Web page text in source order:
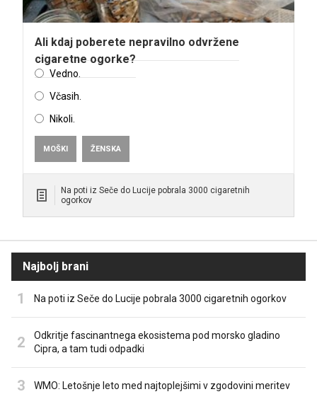
Ali kdaj poberete nepravilno odvržene
cigaretne ogorke?
Vedno.
Včasih.
Nikoli.
MOŠKI ŽENSKA
Na poti iz Seče do Lucije pobrala 3000 cigaretnih
ogorkov
Najbolj brani
Na poti iz Seče do Lucije pobrala 3000 cigaretnih ogorkov
Odkritje fascinantnega ekosistema pod morsko gladino
Cipra, a tam tudi odpadki
WMO: Letošnje leto med najtoplejšimi v zgodovini meritev